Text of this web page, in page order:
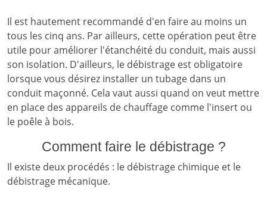
Il est hautement recommandé d'en faire au moins un
tous les cinq ans. Par ailleurs, cette opération peut être
utile pour améliorer l'étanchéité du conduit, mais aussi
son isolation. D'ailleurs, le débistrage est obligatoire
lorsque vous désirez installer un tubage dans un
conduit maçonné. Cela vaut aussi quand on veut mettre
en place des appareils de chauffage comme l'insert ou
le poêle à bois.
Comment faire le débistrage ?
Il existe deux procédés : le débistrage chimique et le
débistrage mécanique.